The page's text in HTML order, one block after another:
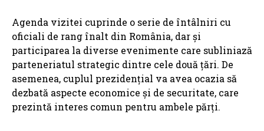
Agenda vizitei cuprinde o serie de întâlniri cu
oficiali de rang înalt din România, dar și
participarea la diverse evenimente care subliniază
parteneriatul strategic dintre cele două țări. De
asemenea, cuplul prezidențial va avea ocazia să
dezbată aspecte economice și de securitate, care
prezintă interes comun pentru ambele părți.